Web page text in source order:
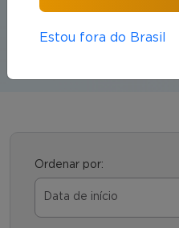
e sociedade.
Ordenar por:
Estou fora do Brasil